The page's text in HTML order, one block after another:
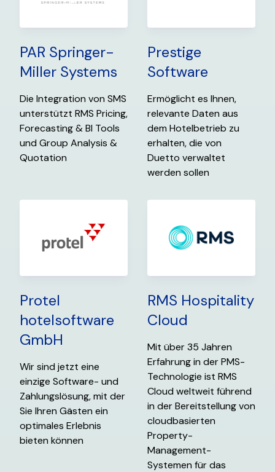
PAR Springer-
Miller Systems
Die Integration von SMS
unterstützt RMS Pricing,
Forecasting & BI Tools
und Group Analysis &
Quotation
Prestige
Software
Ermöglicht es Ihnen,
relevante Daten aus
dem Hotelbetrieb zu
erhalten, die von
Duetto verwaltet
werden sollen
Protel
hotelsoftware
GmbH
Wir sind jetzt eine
einzige Software- und
Zahlungslösung, mit der
Sie Ihren Gästen ein
optimales Erlebnis
bieten können
RMS Hospitality
Cloud
Mit über 35 Jahren
Erfahrung in der PMS-
Technologie ist RMS
Cloud weltweit führend
in der Bereitstellung von
cloudbasierten
Property-
Management-
Systemen für das